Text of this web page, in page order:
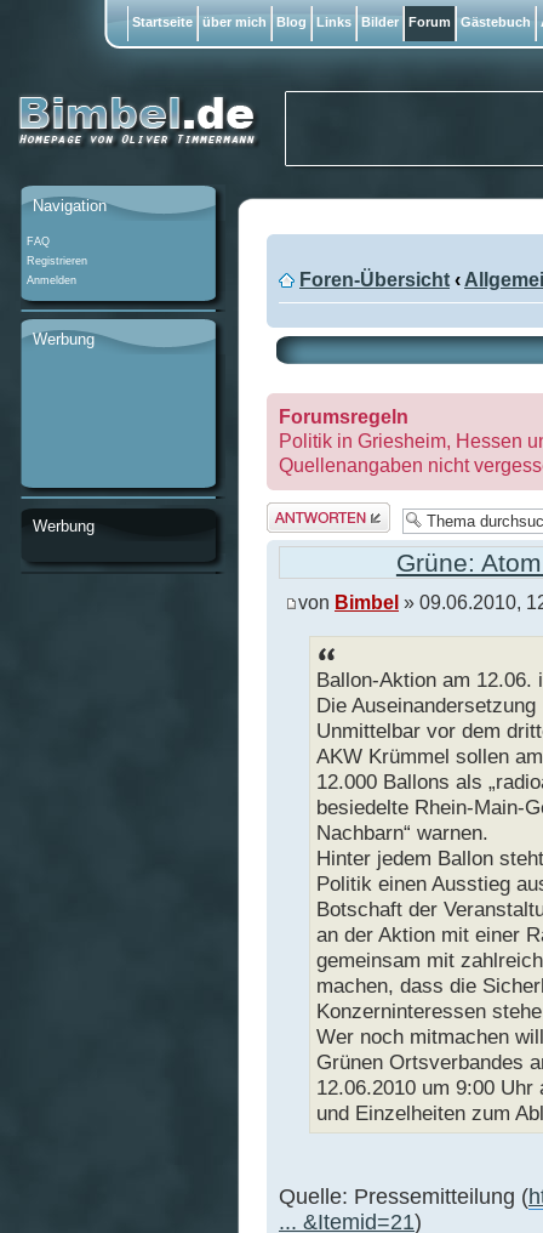
Foren-Übersicht ‹
Forumsregeln
Politik in Griesheim, Hessen
Quellenangaben nicht
Antwort
erstellen
Grüne:
von Bimbel » 09.06.2010,
Ballon-Aktion am
Die
Unmittelbar vor dem
AKW Krümmel sollen
12.000 Ballons als
besiedelte Rhein-Main-
Nachbarn“ warnen.
Hinter jedem Ballon
Politik einen Ausstieg
Botschaft der
an der Aktion mit einer
gemeinsam mit
machen, dass die
Konzerninteressen
Wer noch mitmachen
Grünen Ortsverbandes
12.06.2010 um 9:00
und Einzelheiten zum
Quelle: Pressemitteilung (
... &Itemid=21)
Navigation
FAQ
Registrieren
Anmelden
Werbung
Werbung
Startseite über mich Blog Links Bilder Forum Gästebuch